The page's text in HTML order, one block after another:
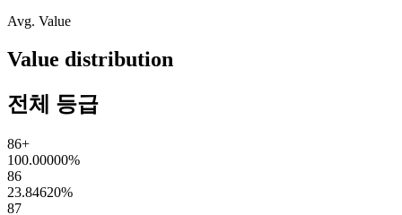
Avg. Value
Value distribution
전체 등급
86+
100.00000%
86
23.84620%
87